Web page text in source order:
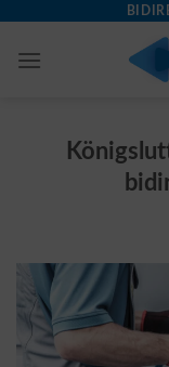
content